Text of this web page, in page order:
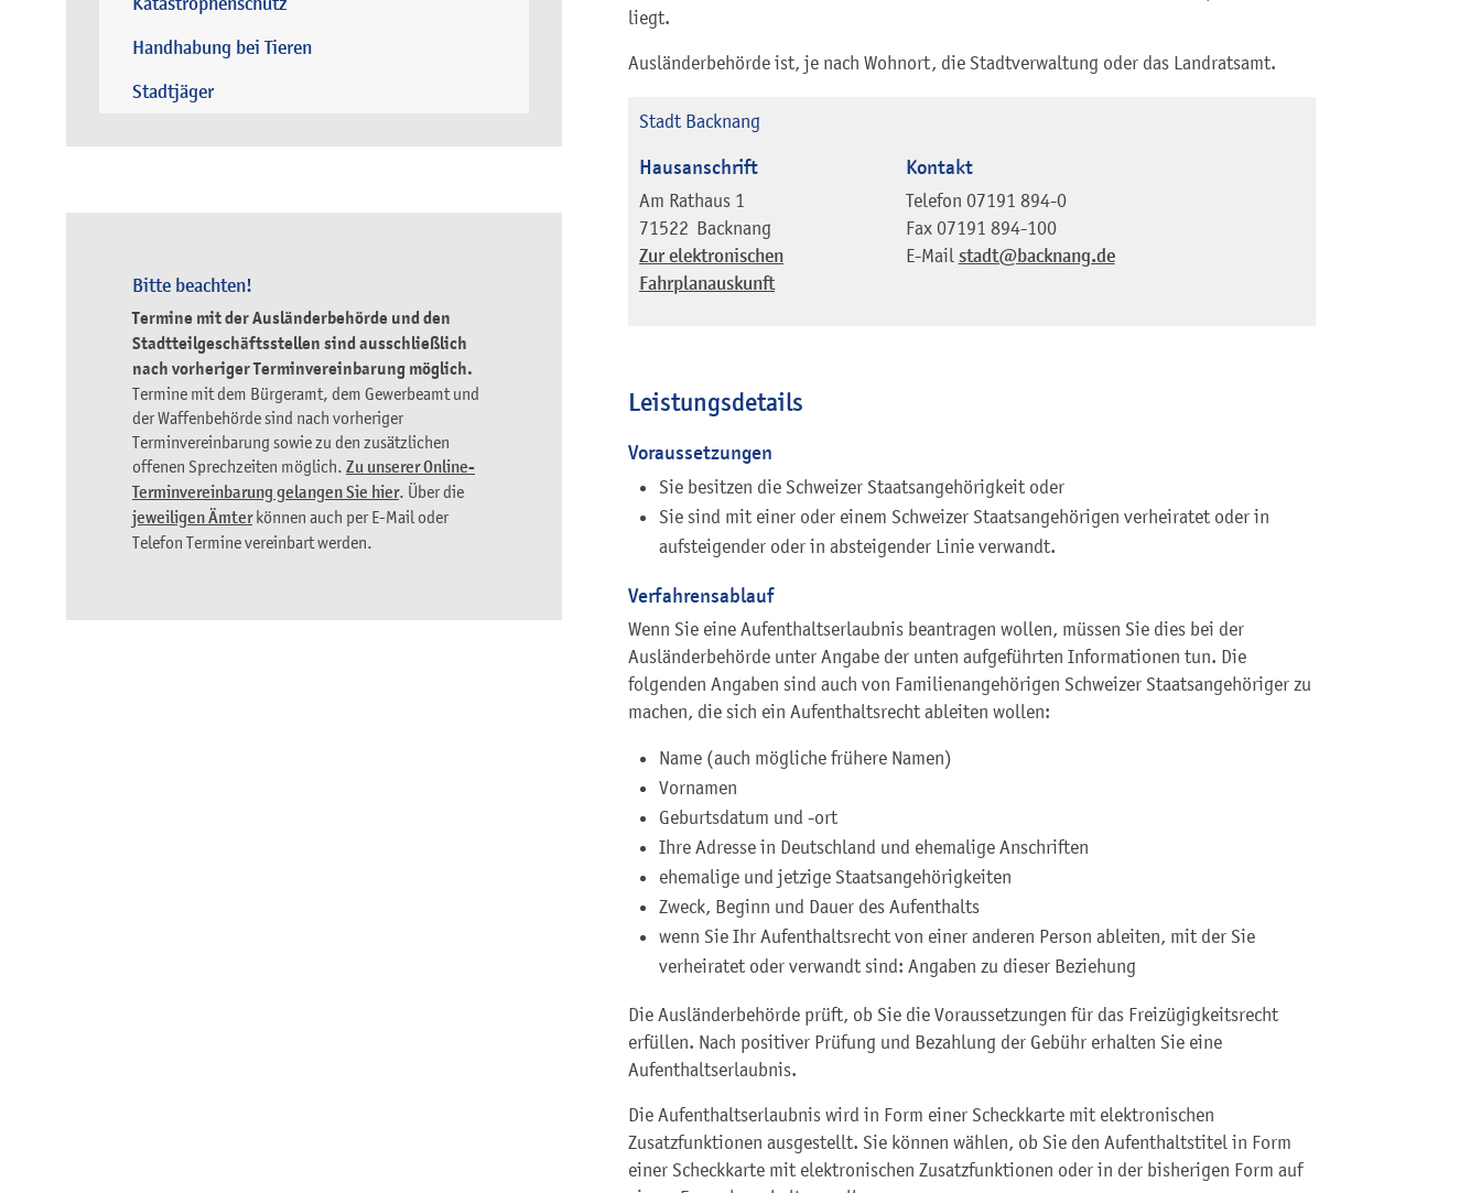
Handhabung bei Tieren
Stadtjäger
Bitte beachten!
Termine mit der Ausländerbehörde und den
Stadtteilgeschäftsstellen sind ausschließlich
nach vorheriger Terminvereinbarung möglich.
Termine mit dem Bürgeramt, dem Gewerbeamt und
der Waffenbehörde sind nach vorheriger
Terminvereinbarung sowie zu den zusätzlichen
offenen Sprechzeiten möglich. Zu unserer Online-
Terminvereinbarung gelangen Sie hier. Über die
jeweiligen Ämterkönnen auch per E-Mail oder
Telefon Termine vereinbart werden.
liegt.
Ausländerbehörde ist, je nach Wohnort, die Stadtverwaltung oder das Landratsamt.
Stadt Backnang
Hausanschrift
Am Rathaus 1
71522 Backnang
Zur elektronischen
Fahrplanauskunft
Kontakt
Telefon 07191 894-0
Fax 07191 894-100
E-Mail stadt@backnang.de
Leistungsdetails
Voraussetzungen
Sie besitzen die Schweizer Staatsangehörigkeit oder
Sie sind mit einer oder einem Schweizer Staatsangehörigen verheiratet oder in
aufsteigender oder in absteigender Linie verwandt.
Verfahrensablauf
Wenn Sie eine Aufenthaltserlaubnis beantragen wollen, müssen Sie dies bei der
Ausländerbehörde unter Angabe der unten aufgeführten Informationen tun. Die
folgenden Angaben sind auch von Familienangehörigen Schweizer Staatsangehöriger zu
machen, die sich ein Aufenthaltsrecht ableiten wollen:
Name (auch mögliche frühere Namen)
Vornamen
Geburtsdatum und -ort
Ihre Adresse in Deutschland und ehemalige Anschriften
ehemalige und jetzige Staatsangehörigkeiten
Zweck, Beginn und Dauer des Aufenthalts
wenn Sie Ihr Aufenthaltsrecht von einer anderen Person ableiten, mit der Sie
verheiratet oder verwandt sind: Angaben zu dieser Beziehung
Die Ausländerbehörde prüft, ob Sie die Voraussetzungen für das Freizügigkeitsrecht
erfüllen. Nach positiver Prüfung und Bezahlung der Gebühr erhalten Sie eine
Aufenthaltserlaubnis.
Die Aufenthaltserlaubnis wird in Form einer Scheckkarte mit elektronischen
Zusatzfunktionen ausgestellt. Sie können wählen, ob Sie den Aufenthaltstitel in Form
einer Scheckkarte mit elektronischen Zusatzfunktionen oder in der bisherigen Form auf